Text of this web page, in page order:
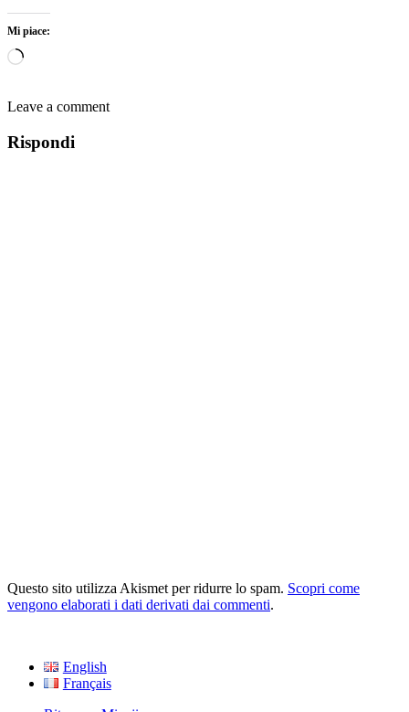
Mi piace:
Caricamento
Leave a comment
Rispondi
Questo sito utilizza Akismet per ridurre lo spam. Scopri come
vengono elaborati i dati derivati dai commenti.
English
Français